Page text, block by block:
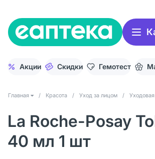
Акции Скидки Гемотест
Главная / Красота / Уход за лицом /
La Roche-Posay
40 мл 1 шт